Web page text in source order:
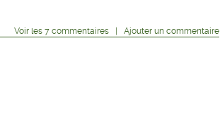
Voir les 7 commentaires | Ajouter un commentaire